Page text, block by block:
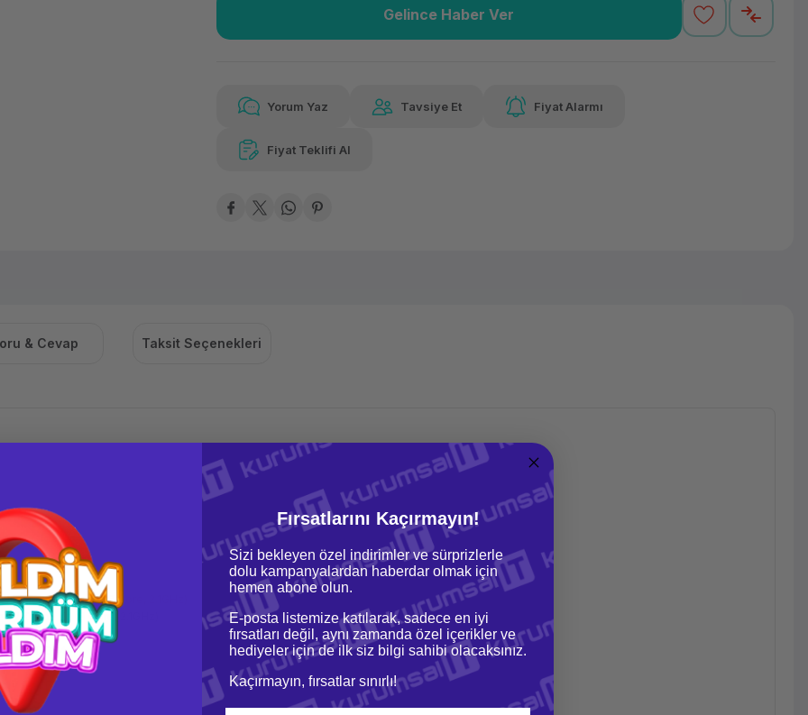
Güvenilir Alışveriş
Gelince Haber Ver
Yorum Yaz Tavsiye Et Fiyat Alarmı
Fiyat Teklifi Al
& Cevap Taksit Seçenekleri
4210 Cpu Kit (8 Core, 2.1GHz)
Cpu Kit (8 Core, 2.1GHz)
MHz DDR4
Fırsatlarını Kaçırmayın!
Sizi bekleyen özel indirimler ve sürprizlerle
dolu kampanyalardan haberdar olmak için
hemen abone olun.
E-posta listemize katılarak, sadece en iyi
fırsatları değil, aynı zamanda özel içerikler ve
hediyeler için de ilk siz bilgi sahibi olacaksınız.
Kaçırmayın, fırsatlar sınırlı!